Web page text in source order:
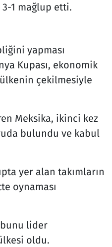
3-1 mağlup etti.
yapması
Kupası, ekonomik
çekilmesiyle
Meksika, ikinci kez
bulundu ve kabul
yer alan takımların
oynaması
lider
oldu.